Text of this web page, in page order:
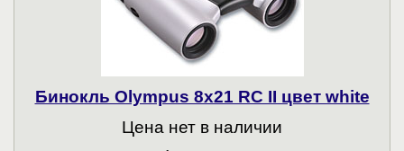
Бинокль Olympus 8x21 RC II цвет white
Цена нет в наличии